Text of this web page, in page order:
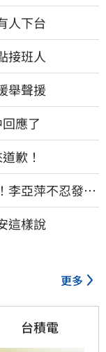
人下台
接班人
舉聲援
應了
歉！
李亞萍不忍發
這樣說
更多
台積電